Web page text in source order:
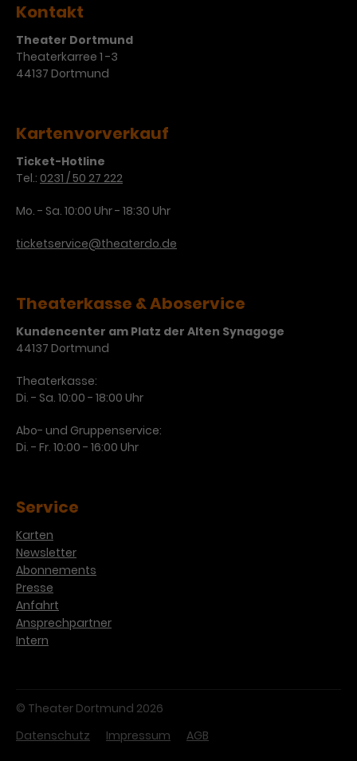
Kontakt
Theater Dortmund
Theaterkarree 1 -3
44137 Dortmund
Kartenvorverkauf
Ticket-Hotline
Tel.: 0231 / 50 27 222
Mo. - Sa. 10:00 Uhr - 18:30 Uhr
ticketservice@theaterdo.de
Theaterkasse & Aboservice
Kundencenter am Platz der Alten Synagoge
44137 Dortmund
Theaterkasse:
Di. - Sa. 10:00 - 18:00 Uhr
Abo- und Gruppenservice:
Di. - Fr. 10:00 - 16:00 Uhr
Service
Karten
Newsletter
Abonnements
Presse
Anfahrt
Ansprechpartner
Intern
© Theater Dortmund 2026
Datenschutz
Impressum AGB